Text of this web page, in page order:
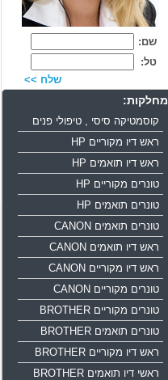
שם:
טל:
שלח >>
מחלקות:
קוסמטיקה סיסי , טיפולי פנים
ראש דיו מקוריים HP
ראש דיו תואמים HP
טונרים מקוריים HP
טונרים תואמים HP
טונרים תואמים CANON
ראש דיו תואמים CANON
ראש דיו מקוריים CANON
טונרים מקוריים CANON
טונרים מקוריים BROTHER
טונרים תואמים BROTHER
ראש דיו מקוריים BROTHER
ראשי דיו תואמים BROTHER